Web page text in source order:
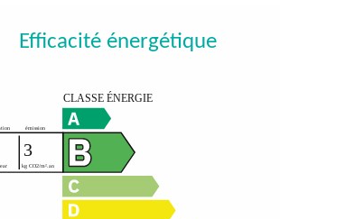
Efficacité énergétique